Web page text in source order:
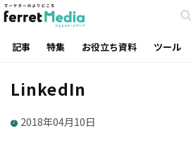
記事 特集 お役立ち資料 ツール
LinkedIn
2018年04月10日